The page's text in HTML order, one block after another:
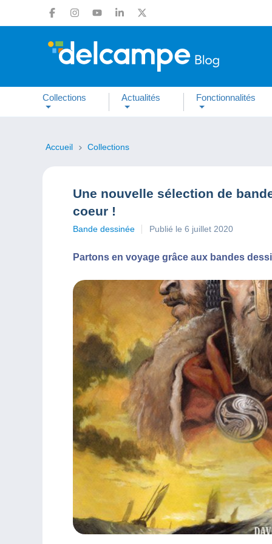
Collections Actualités Fonctionnalités
Accueil Collections
Une nouvelle sélection de
coeur !
Bande dessinée Publié le 6 juillet 2020
Partons en voyage grâce aux bandes